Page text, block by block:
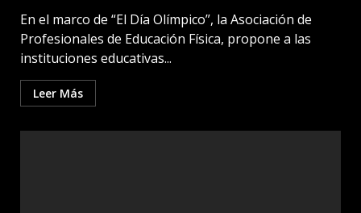
En el marco de “El Día Olímpico”, la Asociación de
Profesionales de Educación Física, propone a las
instituciones educativas...
Leer Más